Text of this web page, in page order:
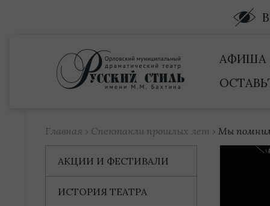
АФИША
Главная › Спектакли прошлых лет › Мы
АКЦИИ И ФЕСТИВАЛИ
ИСТОРИЯ ТЕАТРА